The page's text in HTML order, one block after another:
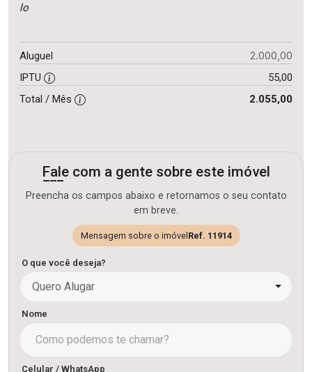
lo
Aluguel 2.000,00
IPTU
55,00
Total / Mês
2.055,00
Fale com a gente sobre este imóvel
Preencha os campos abaixo e retornamos o seu contato
em breve.
Mensagem sobre o imóvelRef. 11914
O que você deseja?
Quero Alugar
Nome
Celular / WhatsApp